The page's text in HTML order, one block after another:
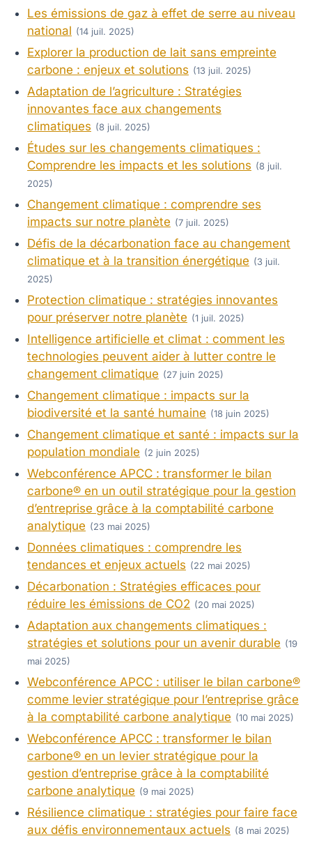
Les émissions de gaz à effet de serre au niveau
national (14 juil. 2025)
Explorer la production de lait sans empreinte
carbone : enjeux et solutions (13 juil. 2025)
Adaptation de l’agriculture : Stratégies
innovantes face aux changements
climatiques (8 juil. 2025)
Études sur les changements climatiques :
Comprendre les impacts et les solutions (8 juil.
2025)
Changement climatique : comprendre ses
impacts sur notre planète (7 juil. 2025)
Défis de la décarbonation face au changement
climatique et à la transition énergétique (3 juil.
2025)
Protection climatique : stratégies innovantes
pour préserver notre planète (1 juil. 2025)
Intelligence artificielle et climat : comment les
technologies peuvent aider à lutter contre le
changement climatique (27 juin 2025)
Changement climatique : impacts sur la
biodiversité et la santé humaine (18 juin 2025)
Changement climatique et santé : impacts sur la
population mondiale (2 juin 2025)
Webconférence APCC : transformer le bilan
carbone® en un outil stratégique pour la gestion
d’entreprise grâce à la comptabilité carbone
analytique (23 mai 2025)
Données climatiques : comprendre les
tendances et enjeux actuels (22 mai 2025)
Décarbonation : Stratégies efficaces pour
réduire les émissions de CO2 (20 mai 2025)
Adaptation aux changements climatiques :
stratégies et solutions pour un avenir durable (19
mai 2025)
Webconférence APCC : utiliser le bilan carbone®
comme levier stratégique pour l’entreprise grâce
à la comptabilité carbone analytique (10 mai 2025)
Webconférence APCC : transformer le bilan
carbone® en un levier stratégique pour la
gestion d’entreprise grâce à la comptabilité
carbone analytique (9 mai 2025)
Résilience climatique : stratégies pour faire face
aux défis environnementaux actuels (8 mai 2025)